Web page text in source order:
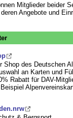
Mitglieder beider
Angebote und
Shop des Deutschen
an Karten und
Rabatt für DAV-